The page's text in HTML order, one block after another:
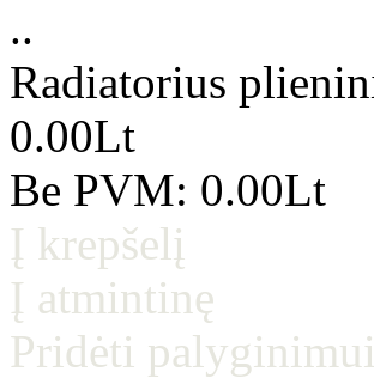
..
Radiatorius
0.00Lt
Be PVM: 0.00Lt
Į krepšelį
Į atmintinę
Pridėti palyginimui